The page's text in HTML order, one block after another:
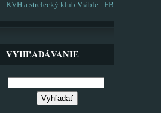
KVH a strelecký klub Vráble - FB
VYHĽADÁVANIE